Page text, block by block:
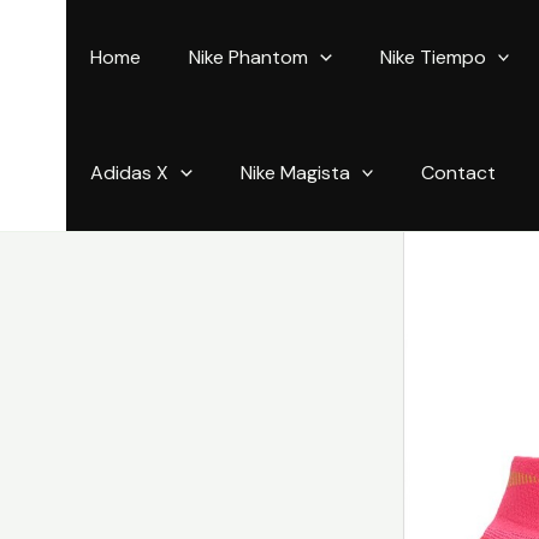
Home Nike Phantom Nike Tiempo
Adidas X Nike Magista Contact